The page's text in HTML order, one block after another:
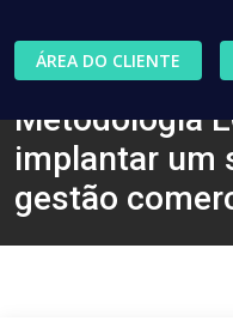
ÁREA DO CLIENTE
Metodologia
implantar um
gestão